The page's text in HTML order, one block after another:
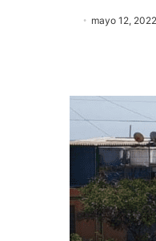
mayo 12, 2022